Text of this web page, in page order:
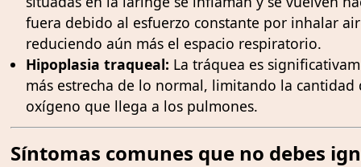
fuera debido al esfuerzo constante por inhalar
reduciendo aún más el espacio respiratorio.
Hipoplasia traqueal: La tráquea es
más estrecha de lo normal, limitando la cantidad
oxígeno que llega a los pulmones.
Síntomas comunes que no debes